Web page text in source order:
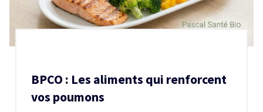
BPCO : Les aliments qui renforcent
vos poumons